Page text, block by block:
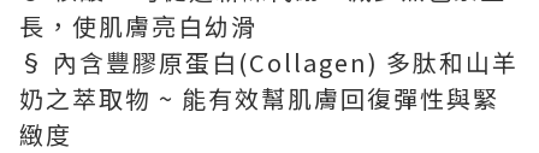
長，使肌膚亮白幼滑
§ 內含豐膠原蛋白(Collagen) 多肽和山羊
奶之萃取物 ~ 能有效幫肌膚回復彈性與緊
緻度